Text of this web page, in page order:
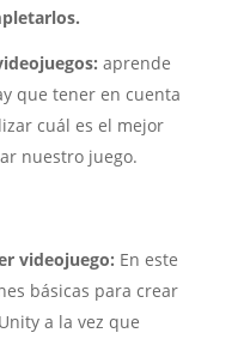
aprende
que tener en cuenta
cuál es el mejor
nuestro juego.
videojuego: En este
básicas para crear
a la vez que